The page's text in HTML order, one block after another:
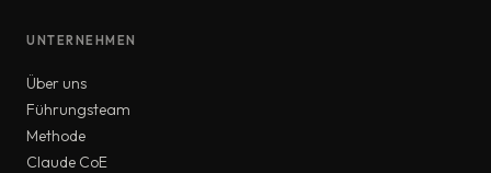
UNTERNEHMEN
Über uns
Führungsteam
Methode
Claude CoE